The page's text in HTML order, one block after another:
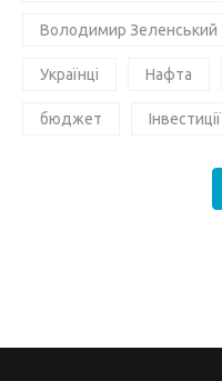
Володимир Зеленський
Українці Нафта
бюджет Інвестиції